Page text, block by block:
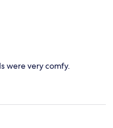
were very comfy.